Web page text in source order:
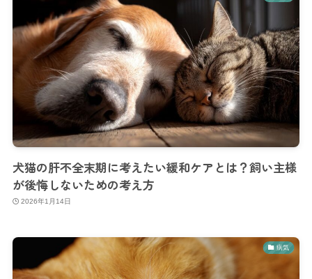
犬猫の肝不全末期に考えたい緩和ケアとは？飼い主様
が後悔しないための考え方
2026年1月14日
病気